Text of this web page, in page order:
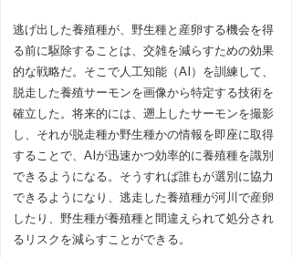
逃げ出した養殖種が、野生種と産卵する機会を得
る前に駆除することは、交雑を減らすための効果
的な戦略だ。そこで人工知能（AI）を訓練して、
脱走した養殖サーモンを画像から特定する技術を
確立した。将来的には、遡上したサーモンを撮影
し、それが脱走種か野生種かの情報を即座に取得
することで、AIが迅速かつ効率的に養殖種を識別
できるようになる。そうすれば誰もが選別に協力
できるようになり、逃走した養殖種が河川で産卵
したり、野生種が養殖種と間違えられて処分され
るリスクを減らすことができる。